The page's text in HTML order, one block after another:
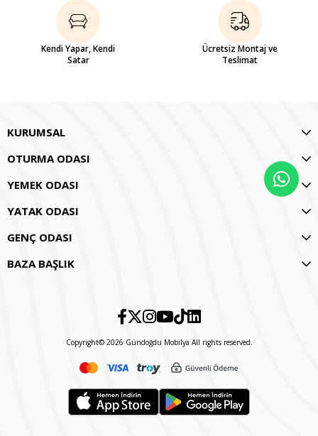
Kendi Yapar, Kendi
Satar
Ücretsiz Montaj ve
Teslimat
KURUMSAL
OTURMA ODASI
YEMEK ODASI
YATAK ODASI
GENÇ ODASI
BAZA BAŞLIK
Copyright© 2026 Gündoğdu Mobilya All rights reserved.